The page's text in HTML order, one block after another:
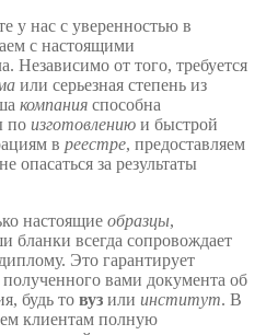
у нас с уверенностью в
с настоящими
Независимо от того, требуется
или серьезная степень из
компания способна
по изготовлению и быстрой
в реестре, предоставляем
опасаться за результаты
настоящие образцы,
бланки всегда сопровождает
Это гарантирует
вами документа об
будь то вуз или институт. В
клиентам полную